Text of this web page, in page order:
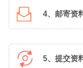
4、邮寄资
5、提交资